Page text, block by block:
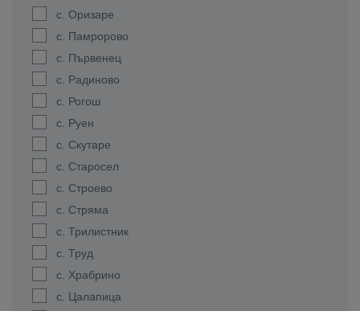
с. Оризаре
с. Памророво
с. Първенец
с. Радиново
с. Рогош
с. Руен
с. Скутаре
с. Старосел
с. Строево
с. Стряма
с. Трилистник
с. Труд
с. Храбрино
с. Цалапица